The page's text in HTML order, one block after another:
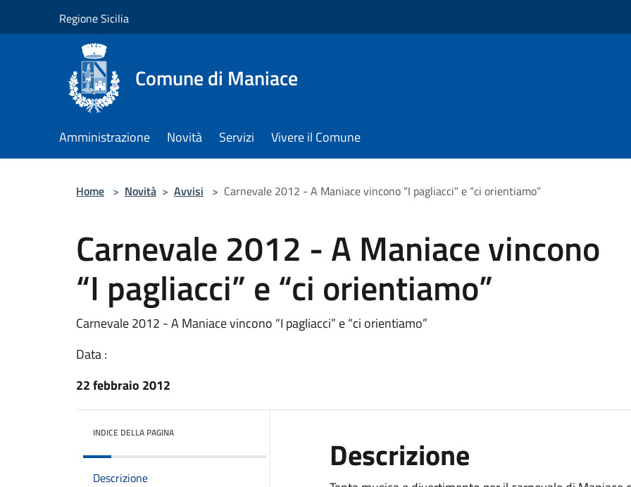
Regione Sicilia
Comune di Maniace
Amministrazione Novità Servizi Vivere il Comune
Home > Novità > Avvisi > Carnevale 2012 - A Maniace vincono “I pagliacci” e “ci orientiamo”
Carnevale 2012 - A Maniace vincono
“I pagliacci” e “ci orientiamo”
Carnevale 2012 - A Maniace vincono “I pagliacci” e “ci orientiamo”
Data :
22 febbraio 2012
INDICE DELLA PAGINA
Descrizione
Descrizione